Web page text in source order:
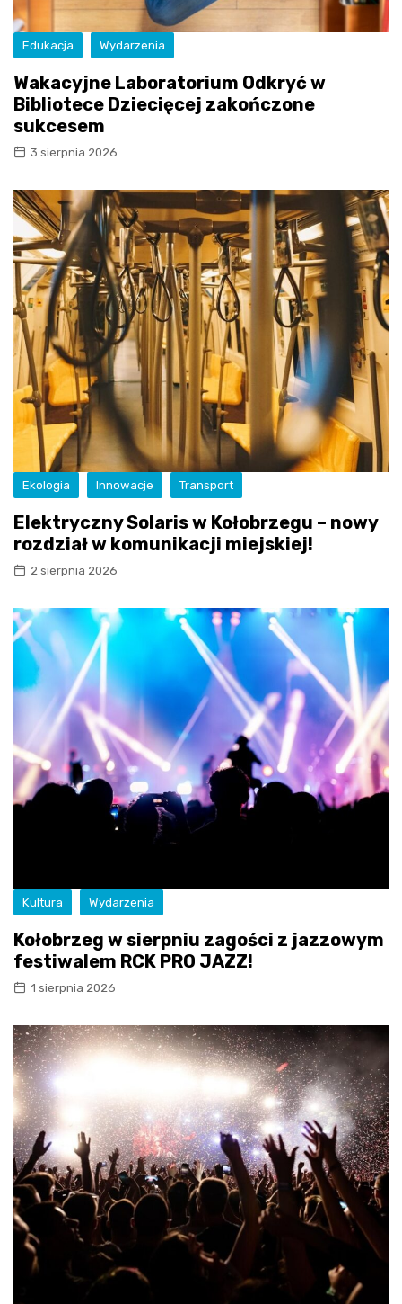
Edukacja Wydarzenia
Wakacyjne Laboratorium Odkryć w
Bibliotece Dziecięcej zakończone
sukcesem
3 sierpnia 2026
Ekologia Innowacje Transport
Elektryczny Solaris w Kołobrzegu – nowy
rozdział w komunikacji miejskiej!
2 sierpnia 2026
Kultura Wydarzenia
Kołobrzeg w sierpniu zagości z jazzowym
festiwalem RCK PRO JAZZ!
1 sierpnia 2026